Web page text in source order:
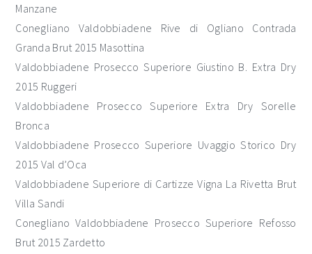
Manzane
Conegliano Valdobbiadene Rive di Ogliano Contrada
Granda Brut 2015 Masottina
Valdobbiadene Prosecco Superiore Giustino B. Extra Dry
2015 Ruggeri
Valdobbiadene Prosecco Superiore Extra Dry Sorelle
Bronca
Valdobbiadene Prosecco Superiore Uvaggio Storico Dry
2015 Val d’Oca
Valdobbiadene Superiore di Cartizze Vigna La Rivetta Brut
Villa Sandi
Conegliano Valdobbiadene Prosecco Superiore Refosso
Brut 2015 Zardetto